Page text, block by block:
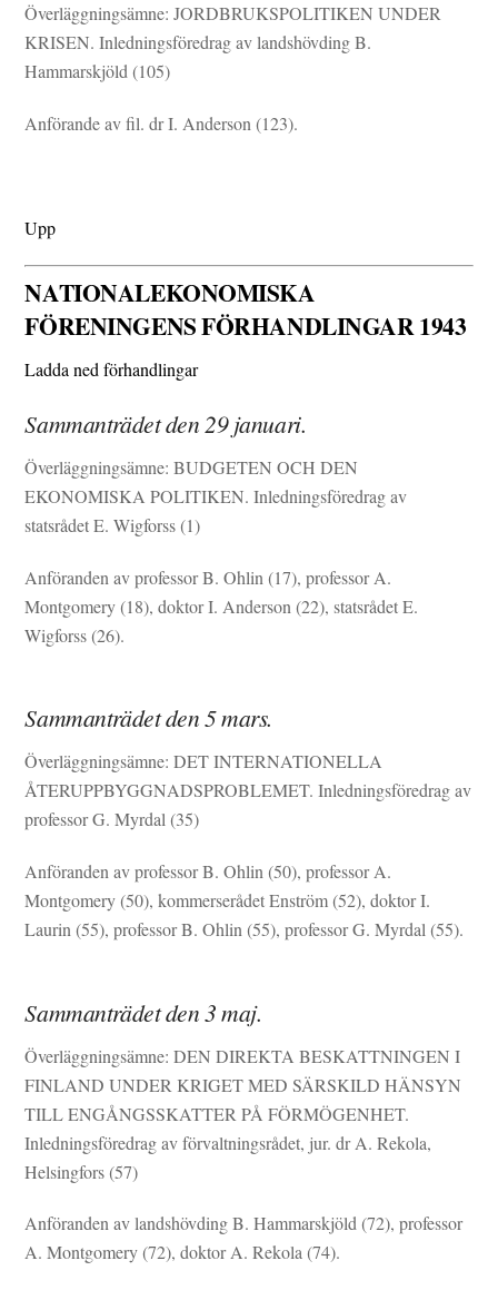
Överläggningsämne: JORDBRUKSPOLITIKEN UNDER
KRISEN. Inledningsföredrag av landshövding B.
Hammarskjöld (105)
Anförande av fil. dr I. Anderson (123).
Upp
NATIONALEKONOMISKA
FÖRENINGENS FÖRHANDLINGAR 1943
Ladda ned förhandlingar
Sammanträdet den 29 januari.
Överläggningsämne: BUDGETEN OCH DEN
EKONOMISKA POLITIKEN. Inledningsföredrag av
statsrådet E. Wigforss (1)
Anföranden av professor B. Ohlin (17), professor A.
Montgomery (18), doktor I. Anderson (22), statsrådet E.
Wigforss (26).
Sammanträdet den 5 mars.
Överläggningsämne: DET INTERNATIONELLA
ÅTERUPPBYGGNADSPROBLEMET. Inledningsföredrag av
professor G. Myrdal (35)
Anföranden av professor B. Ohlin (50), professor A.
Montgomery (50), kommerserådet Enström (52), doktor I.
Laurin (55), professor B. Ohlin (55), professor G. Myrdal (55).
Sammanträdet den 3 maj.
Överläggningsämne: DEN DIREKTA BESKATTNINGEN I
FINLAND UNDER KRIGET MED SÄRSKILD HÄNSYN
TILL ENGÅNGSSKATTER PÅ FÖRMÖGENHET.
Inledningsföredrag av förvaltningsrådet, jur. dr A. Rekola,
Helsingfors (57)
Anföranden av landshövding B. Hammarskjöld (72), professor
A. Montgomery (72), doktor A. Rekola (74).